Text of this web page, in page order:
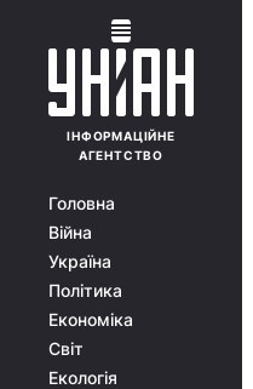
ІНФОРМАЦІЙНЕ
АГЕНТСТВО
Головна
Війна
Україна
Політика
Економіка
Світ
Екологія